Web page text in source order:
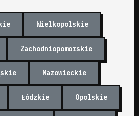
Wielkopolskie
Zachodniopomorskie
Mazowieckie
Łódzkie Opolskie